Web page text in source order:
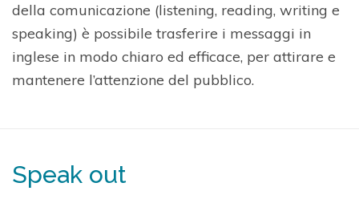
della comunicazione (listening, reading, writing e
speaking) è possibile trasferire i messaggi in
inglese in modo chiaro ed efficace, per attirare e
mantenere l’attenzione del pubblico.
Speak out